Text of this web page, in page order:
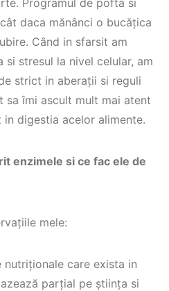
Programul de pofta si
daca mănânci o bucățica
Când in sfarsit am
stresul la nivel celular, am
strict in aberații si reguli
sa îmi ascult mult mai atent
digestia acelor alimente.
enzimele si ce fac ele de
mele:
nutriționale care exista in
parțial pe știința si